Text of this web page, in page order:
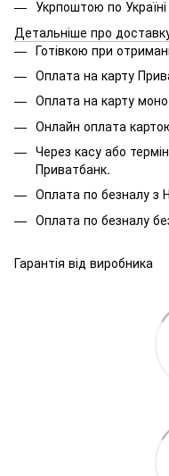
Укрпоштою по Україні
Детальніше про
Готівкою при
Оплата на карту
Оплата на карту моно
Онлайн оплата
Через касу або
Приватбанк.
Оплата по безналу з
Оплата по безналу
Гарантія від виробника